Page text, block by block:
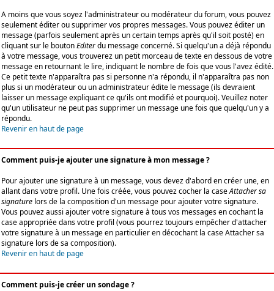
A moins que vous soyez l'administrateur ou modérateur du forum, vous pouvez
seulement éditer ou supprimer vos propres messages. Vous pouvez éditer un
message (parfois seulement après un certain temps après qu'il soit posté) en
cliquant sur le boutonEditerdu message concerné. Si quelqu'un a déjà répondu
à votre message, vous trouverez un petit morceau de texte en dessous de votre
message en retournant le lire, indiquant le nombre de fois que vous l'avez édité.
Ce petit texte n'apparaîtra pas si personne n'a répondu, il n'apparaîtra pas non
plus si un modérateur ou un administrateur édite le message (ils devraient
laisser un message expliquant ce qu'ils ont modifié et pourquoi). Veuillez noter
qu'un utilisateur ne peut pas supprimer un message une fois que quelqu'un y a
répondu.
Revenir en haut de page
Comment puis-je ajouter une signature à mon message ?
Pour ajouter une signature à un message, vous devez d'abord en créer une, en
allant dans votre profil. Une fois créée, vous pouvez cocher la caseAttacher sa
signature lors de la composition d'un message pour ajouter votre signature.
Vous pouvez aussi ajouter votre signature à tous vos messages en cochant la
case appropriée dans votre profil (vous pourrez toujours empêcher d'attacher
votre signature à un message en particulier en décochant la case Attacher sa
signature lors de sa composition).
Revenir en haut de page
Comment puis-je créer un sondage ?